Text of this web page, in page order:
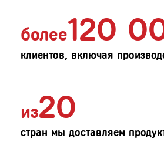
более120
клиентов, включая
из20
стран мы доставляем